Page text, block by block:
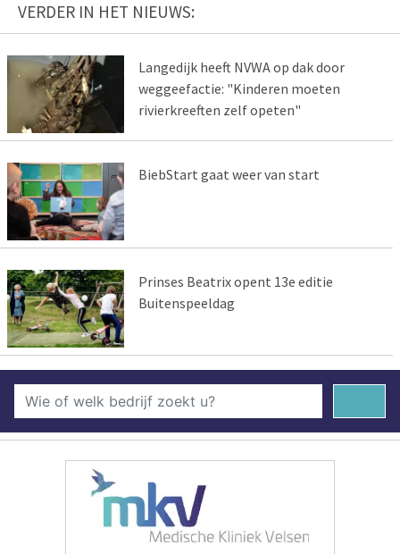
VERDER IN HET NIEUWS:
Langedijk heeft NVWA op dak door
weggeefactie: "Kinderen moeten
rivierkreeften zelf opeten"
BiebStart gaat weer van start
Prinses Beatrix opent 13e editie
Buitenspeeldag